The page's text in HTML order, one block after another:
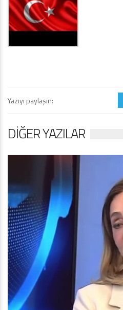
Yazıyı paylaşın:
DIĞER YAZILAR